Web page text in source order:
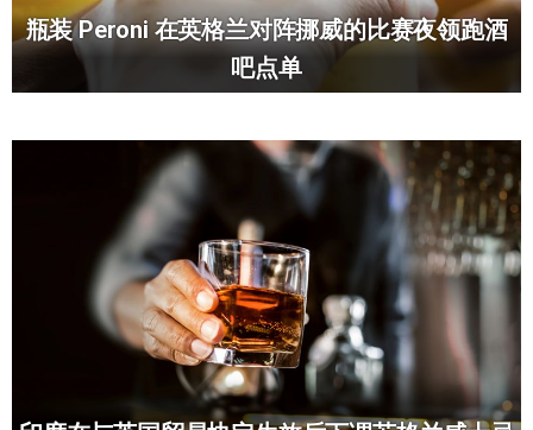
瓶装 Peroni 在英格兰对阵挪威的比赛夜领跑酒
吧点单